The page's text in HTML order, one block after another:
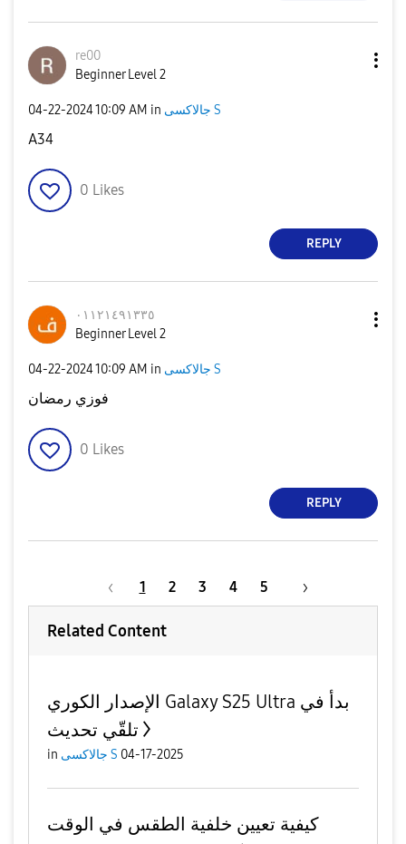
re00
Beginner Level 2
‎04-22-202410:09 AM in جالاكسى S
A34
0 Likes
REPLY
٠١١٢١٤٩١٣٣٥
Beginner Level 2
‎04-22-202410:09 AM in جالاكسى S
فوزي رمضان
0 Likes
REPLY
1 2 3 4 5
Related Content
الإصدار الكوري Galaxy S25 Ultra بدأ في
تلقّي تحديث
in جالاكسى S 04-17-2025
كيفية تعيين خلفية الطقس في الوقت